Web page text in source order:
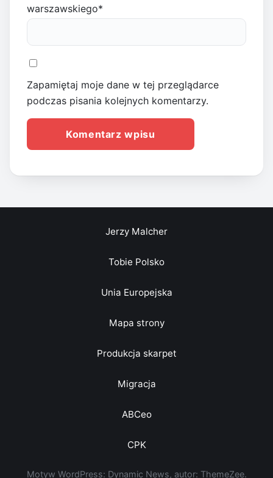
warszawskiego*
Zapamiętaj moje dane w tej przeglądarce
podczas pisania kolejnych komentarzy.
Jerzy Malcher
Tobie Polsko
Unia Europejska
Mapa strony
Produkcja skarpet
Migracja
ABCeo
CPK
Motyw WordPress: Dynamic News, autor: ThemeZee.